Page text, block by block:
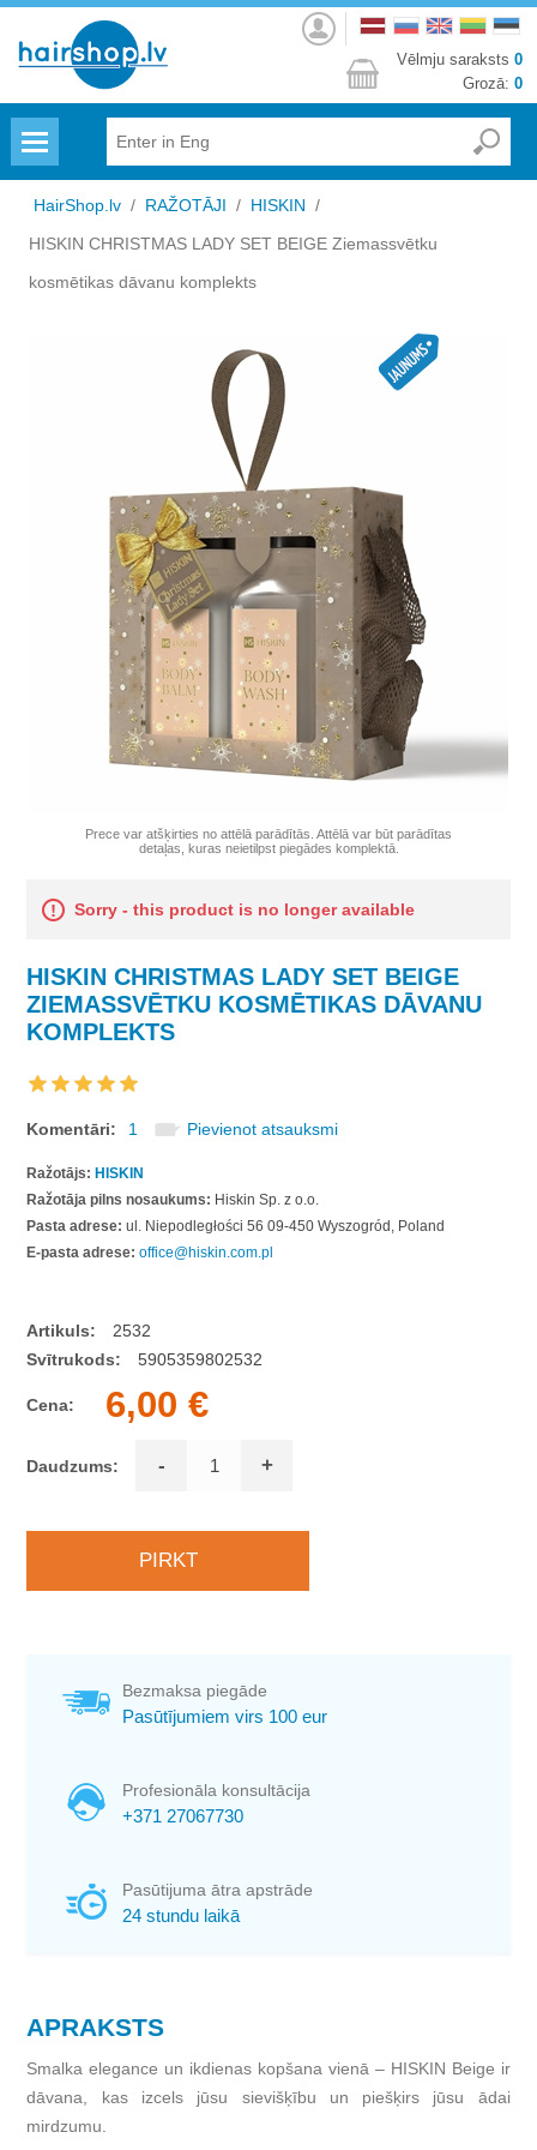
Autorizēties
Vēlmju saraksts 0
Grozā: 0
HairShop.lv / RAŽOTĀJI / HISKIN /
HISKIN CHRISTMAS LADY SET BEIGE Ziemassvētku
kosmētikas dāvanu komplekts
Prece var atšķirties no attēlā parādītās. Attēlā var būt parādītas
detaļas, kuras neietilpst piegādes komplektā.
Sorry - this product is no longer available
HISKIN CHRISTMAS LADY SET BEIGE
ZIEMASSVĒTKU KOSMĒTIKAS DĀVANU
KOMPLEKTS
Komentāri: 1 Pievienot atsauksmi
Ražotājs: HISKIN
Ražotāja pilns nosaukums: Hiskin Sp. z o.o.
Pasta adrese: ul. Niepodległości 56 09-450 Wyszogród, Poland
E-pasta adrese: office@hiskin.com.pl
Artikuls:
2532
Svītrukods:
5905359802532
Cena: 6,00 €
Daudzums: - +
Bezmaksa piegāde
Pasūtījumiem virs 100 eur
Profesionāla konsultācija
+371 27067730
Pasūtijuma ātra apstrāde
24 stundu laikā
APRAKSTS
Smalka elegance un ikdienas kopšana vienā – HISKIN Beige ir
dāvana, kas izcels jūsu sievišķību un piešķirs jūsu ādai
mirdzumu.